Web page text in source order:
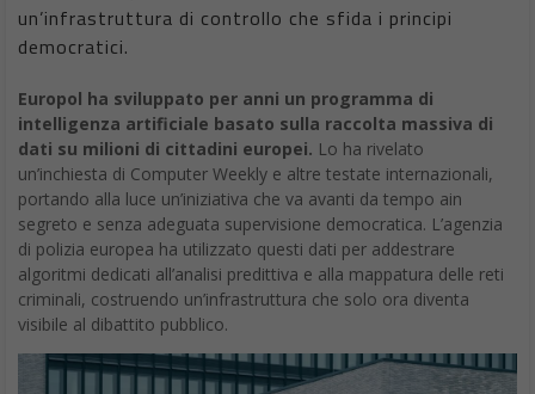
un’infrastruttura di controllo che sfida i principi
democratici.
Europol ha sviluppato per anni un programma di
intelligenza artificiale basato sulla raccolta massiva di
dati su milioni di cittadini europei. Lo ha rivelato
un’inchiesta di Computer Weekly e altre testate internazionali,
portando alla luce un’iniziativa che va avanti da tempo ain
segreto e senza adeguata supervisione democratica. L’agenzia
di polizia europea ha utilizzato questi dati per addestrare
algoritmi dedicati all’analisi predittiva e alla mappatura delle reti
criminali, costruendo un’infrastruttura che solo ora diventa
visibile al dibattito pubblico.